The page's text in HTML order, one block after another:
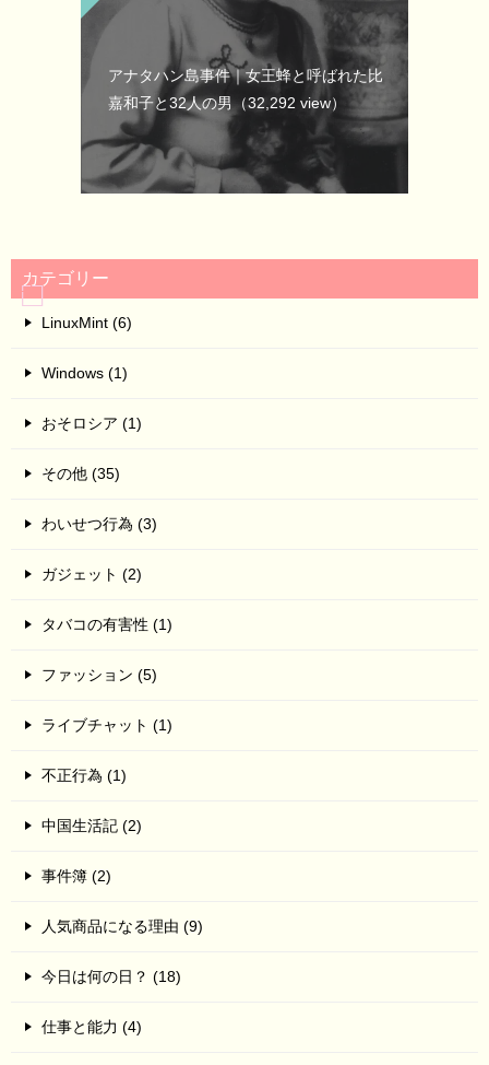
アナタハン島事件｜女王蜂と呼ばれた比
嘉和子と32人の男（32,292 view）
カテゴリー
LinuxMint (6)
Windows (1)
おそロシア (1)
その他 (35)
わいせつ行為 (3)
ガジェット (2)
タバコの有害性 (1)
ファッション (5)
ライブチャット (1)
不正行為 (1)
中国生活記 (2)
事件簿 (2)
人気商品になる理由 (9)
今日は何の日？ (18)
仕事と能力 (4)